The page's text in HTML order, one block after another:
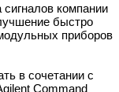
сигналов компании
быстро
приборов
в сочетании с
Command